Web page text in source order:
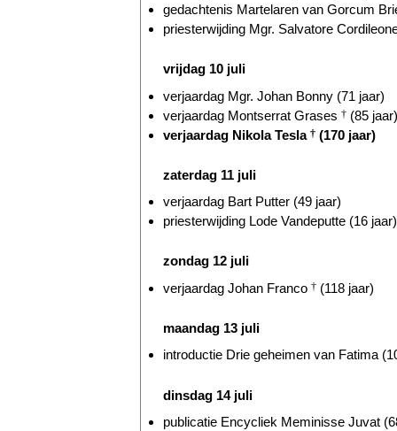
gedachtenis Martelaren van Gorcum
priesterwijding Mgr. Salvatore
vrijdag 10 juli
verjaardag Mgr. Johan Bonny (71 jaar)
verjaardag Montserrat Grases † (85 jaar)
verjaardag Nikola Tesla † (170 jaar)
zaterdag 11 juli
verjaardag Bart Putter (49 jaar)
priesterwijding Lode Vandeputte (16 jaar)
zondag 12 juli
verjaardag Johan Franco † (118 jaar)
maandag 13 juli
introductie Drie geheimen van Fatima
dinsdag 14 juli
publicatie Encycliek Meminisse Juvat